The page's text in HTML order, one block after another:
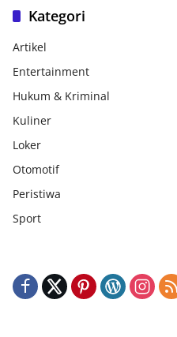
Kategori
Artikel
Entertainment
Hukum & Kriminal
Kuliner
Loker
Otomotif
Peristiwa
Sport